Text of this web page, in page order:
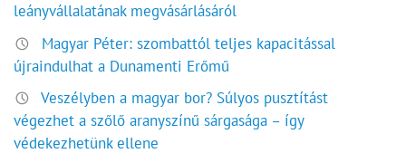
leányvállalatának megvásárlásáról
Magyar Péter: szombattól teljes kapacitással
újraindulhat a Dunamenti Erőmű
Veszélyben a magyar bor? Súlyos pusztítást
végezhet a szőlő aranyszínű sárgasága – így
védekezhetünk ellene